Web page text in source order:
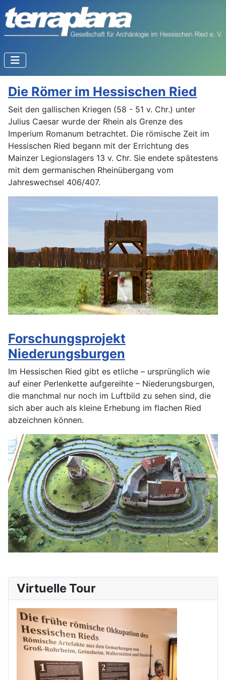
Die Römer im Hessischen Ried
Seit den gallischen Kriegen (58 - 51 v. Chr.) unter
Julius Caesar wurde der Rhein als Grenze des
Imperium Romanum betrachtet. Die römische Zeit im
Hessischen Ried begann mit der Errichtung des
Mainzer Legionslagers 13 v. Chr. Sie endete spätestens
mit dem germanischen Rheinübergang vom
Jahreswechsel 406/407.
Forschungsprojekt
Niederungsburgen
Im Hessischen Ried gibt es etliche – ursprünglich wie
auf einer Perlenkette aufgereihte – Niederungsburgen,
die manchmal nur noch im Luftbild zu sehen sind, die
sich aber auch als kleine Erhebung im flachen Ried
abzeichnen können.
Virtuelle Tour